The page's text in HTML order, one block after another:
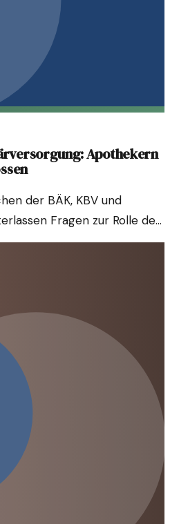
Apothekern
der BÄK, KBV und
Fragen zur Rolle der
Ein Blick auf